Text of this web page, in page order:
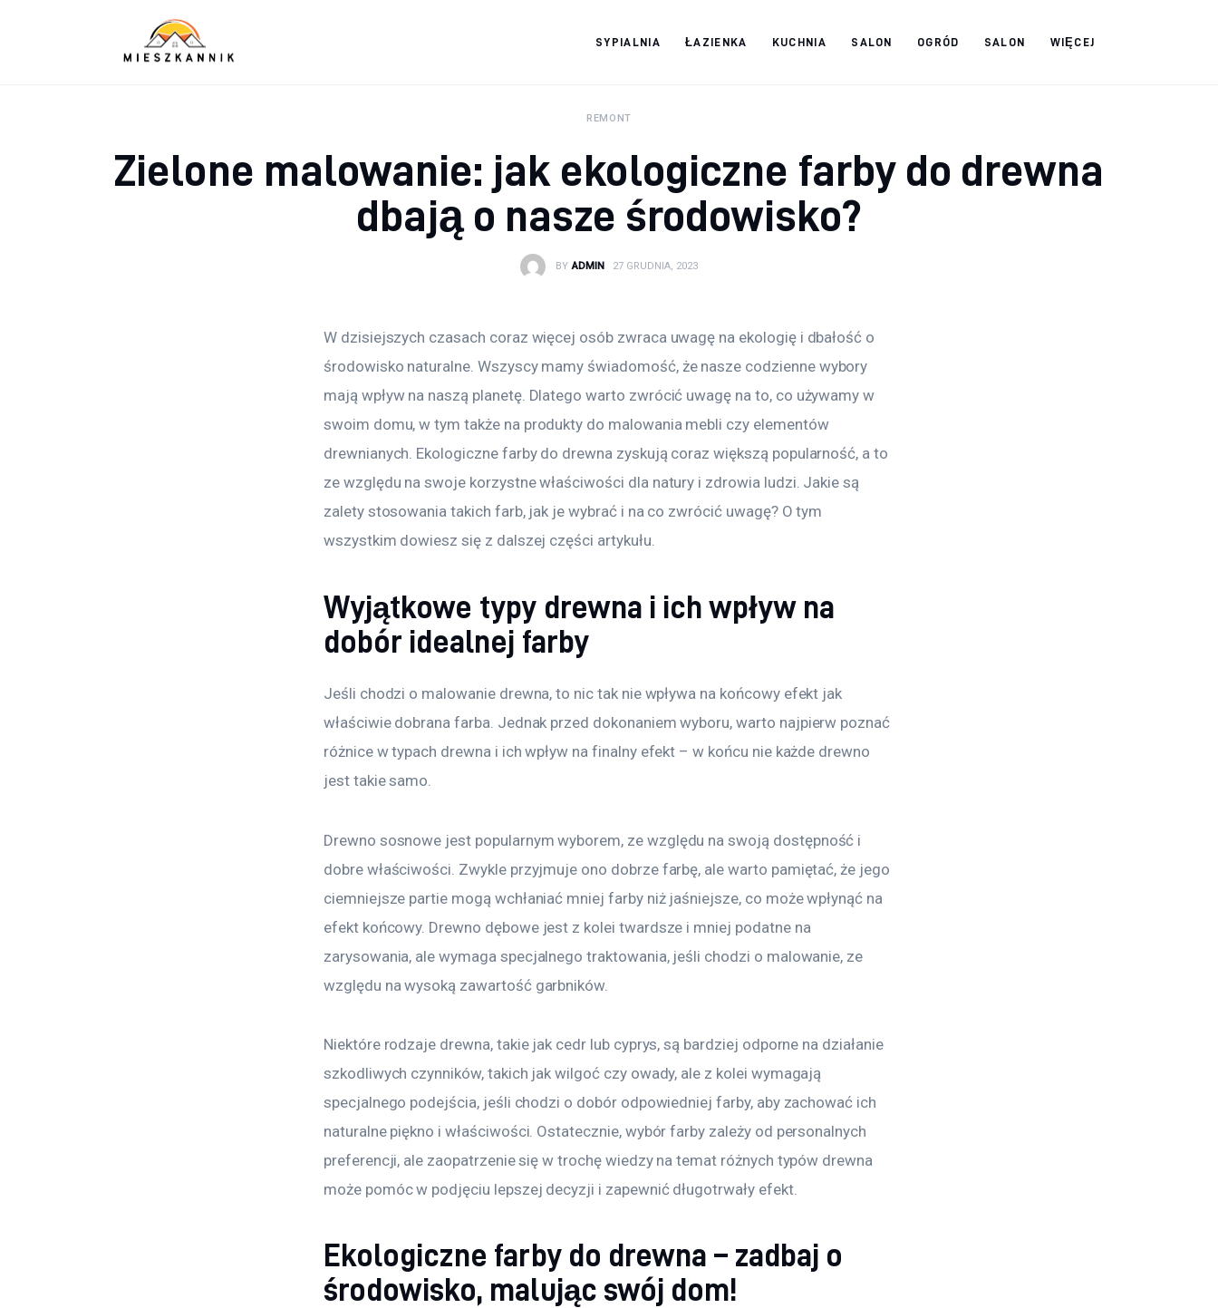
SYPIALNIA ŁAZIENKA KUCHNIA SALON OGRÓD SALON WIĘCEJ
REMONT
Zielone malowanie: jak ekologiczne farby do drewna
dbają o nasze środowisko?
BY ADMIN 27 GRUDNIA, 2023
W dzisiejszych czasach coraz więcej osób zwraca uwagę na ekologię i dbałość o
środowisko naturalne. Wszyscy mamy świadomość, że nasze codzienne wybory
mają wpływ na naszą planetę. Dlatego warto zwrócić uwagę na to, co używamy w
swoim domu, w tym także na produkty do malowania mebli czy elementów
drewnianych. Ekologiczne farby do drewna zyskują coraz większą popularność, a to
ze względu na swoje korzystne właściwości dla natury i zdrowia ludzi. Jakie są
zalety stosowania takich farb, jak je wybrać i na co zwrócić uwagę? O tym
wszystkim dowiesz się z dalszej części artykułu.
Wyjątkowe typy drewna i ich wpływ na
dobór idealnej farby
Jeśli chodzi o malowanie drewna, to nic tak nie wpływa na końcowy efekt jak
właściwie dobrana farba. Jednak przed dokonaniem wyboru, warto najpierw poznać
różnice w typach drewna i ich wpływ na finalny efekt – w końcu nie każde drewno
jest takie samo.
Drewno sosnowe jest popularnym wyborem, ze względu na swoją dostępność i
dobre właściwości. Zwykle przyjmuje ono dobrze farbę, ale warto pamiętać, że jego
ciemniejsze partie mogą wchłaniać mniej farby niż jaśniejsze, co może wpłynąć na
efekt końcowy. Drewno dębowe jest z kolei twardsze i mniej podatne na
zarysowania, ale wymaga specjalnego traktowania, jeśli chodzi o malowanie, ze
względu na wysoką zawartość garbników.
Niektóre rodzaje drewna, takie jak cedr lub cyprys, są bardziej odporne na działanie
szkodliwych czynników, takich jak wilgoć czy owady, ale z kolei wymagają
specjalnego podejścia, jeśli chodzi o dobór odpowiedniej farby, aby zachować ich
naturalne piękno i właściwości. Ostatecznie, wybór farby zależy od personalnych
preferencji, ale zaopatrzenie się w trochę wiedzy na temat różnych typów drewna
może pomóc w podjęciu lepszej decyzji i zapewnić długotrwały efekt.
Ekologiczne farby do drewna – zadbaj o
środowisko, malując swój dom!